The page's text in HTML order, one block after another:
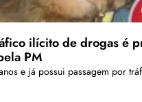
ilícito de drogas é
PM
e já possui passagem por